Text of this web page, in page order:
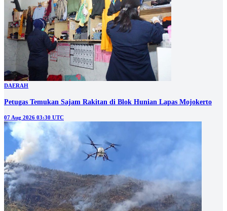
DAERAH
Kebakaran Bromo Semakin Meluas, BPBD Jatim Kerahkan Drone
Water Spray